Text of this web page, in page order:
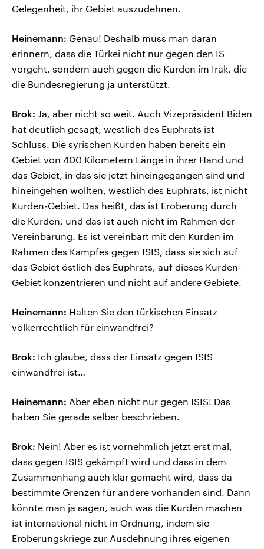
Gelegenheit, ihr Gebiet auszudehnen.
Heinemann: Genau! Deshalb muss man daran
erinnern, dass die Türkei nicht nur gegen den IS
vorgeht, sondern auch gegen die Kurden im Irak, die
die Bundesregierung ja unterstützt.
Brok: Ja, aber nicht so weit. Auch Vizepräsident Biden
hat deutlich gesagt, westlich des Euphrats ist
Schluss. Die syrischen Kurden haben bereits ein
Gebiet von 400 Kilometern Länge in ihrer Hand und
das Gebiet, in das sie jetzt hineingegangen sind und
hineingehen wollten, westlich des Euphrats, ist nicht
Kurden-Gebiet. Das heißt, das ist Eroberung durch
die Kurden, und das ist auch nicht im Rahmen der
Vereinbarung. Es ist vereinbart mit den Kurden im
Rahmen des Kampfes gegen ISIS, dass sie sich auf
das Gebiet östlich des Euphrats, auf dieses Kurden-
Gebiet konzentrieren und nicht auf andere Gebiete.
Heinemann: Halten Sie den türkischen Einsatz
völkerrechtlich für einwandfrei?
Brok: Ich glaube, dass der Einsatz gegen ISIS
einwandfrei ist…
Heinemann: Aber eben nicht nur gegen ISIS! Das
haben Sie gerade selber beschrieben.
Brok: Nein! Aber es ist vornehmlich jetzt erst mal,
dass gegen ISIS gekämpft wird und dass in dem
Zusammenhang auch klar gemacht wird, dass da
bestimmte Grenzen für andere vorhanden sind. Dann
könnte man ja sagen, auch was die Kurden machen
ist international nicht in Ordnung, indem sie
Eroberungskriege zur Ausdehnung ihres eigenen